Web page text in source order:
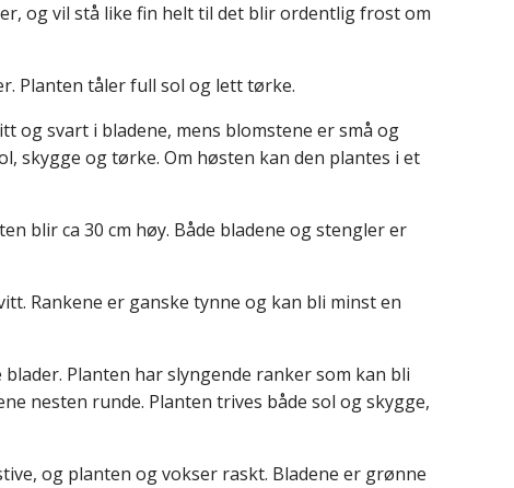
og vil stå like fin helt til det blir ordentlig frost om
Planten tåler full sol og lett tørke.
og svart i bladene, mens blomstene er små og
skygge og tørke. Om høsten kan den plantes i et
blir ca 30 cm høy. Både bladene og stengler er
Rankene er ganske tynne og kan bli minst en
Planten har slyngende ranker som kan bli
nesten runde. Planten trives både sol og skygge,
og planten og vokser raskt. Bladene er grønne